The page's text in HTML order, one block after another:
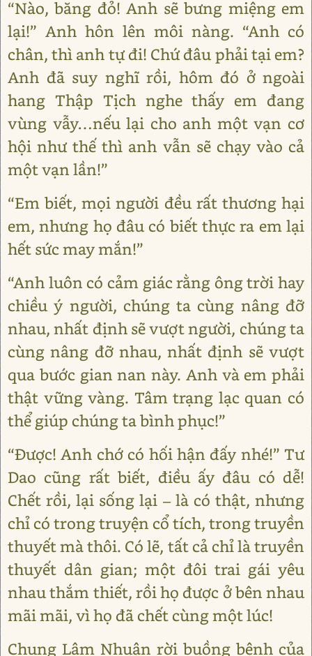
“Nào, băng đỏ! Anh sẽ bưng miệng em
lại!” Anh hôn lên môi nàng. “Anh có
chân, thì anh tự đi! Chứ đâu phải tại em?
Anh đã suy nghĩ rồi, hôm đó ở ngoài
hang Thập Tịch nghe thấy em đang
vùng vẫy…nếu lại cho anh một vạn cơ
hội như thế thì anh vẫn sẽ chạy vào cả
một vạn lần!”
“Em biết, mọi người đều rất thương hại
em, nhưng họ đâu có biết thực ra em lại
hết sức may mắn!”
“Anh luôn có cảm giác rằng ông trời hay
chiều ý người, chúng ta cùng nâng đỡ
nhau, nhất định sẽ vượt người, chúng ta
cùng nâng đỡ nhau, nhất định sẽ vượt
qua bước gian nan này. Anh và em phải
thật vững vàng. Tâm trạng lạc quan có
thể giúp chúng ta bình phục!”
“Được! Anh chớ có hối hận đấy nhé!” Tư
Dao cũng rất biết, điều ấy đâu có dễ!
Chết rồi, lại sống lại – là có thật, nhưng
chỉ có trong truyện cổ tích, trong truyền
thuyết mà thôi. Có lẽ, tất cả chỉ là truyền
thuyết dân gian; một đôi trai gái yêu
nhau thắm thiết, rồi họ được ở bên nhau
mãi mãi, vì họ đã chết cùng một lúc!
Chung Lâm Nhuận rời buồng bệnh của